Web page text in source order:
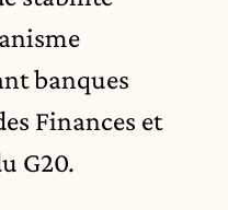
banques
Finances et
G20.